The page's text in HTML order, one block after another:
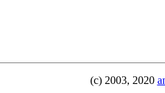
(c) 2003, 2020